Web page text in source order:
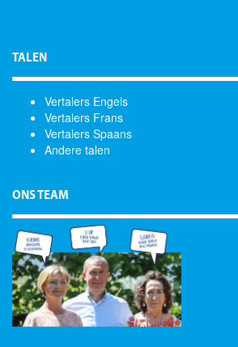
TALEN
Vertalers Engels
Vertalers Frans
Vertalers Spaans
Andere talen
ONS TEAM